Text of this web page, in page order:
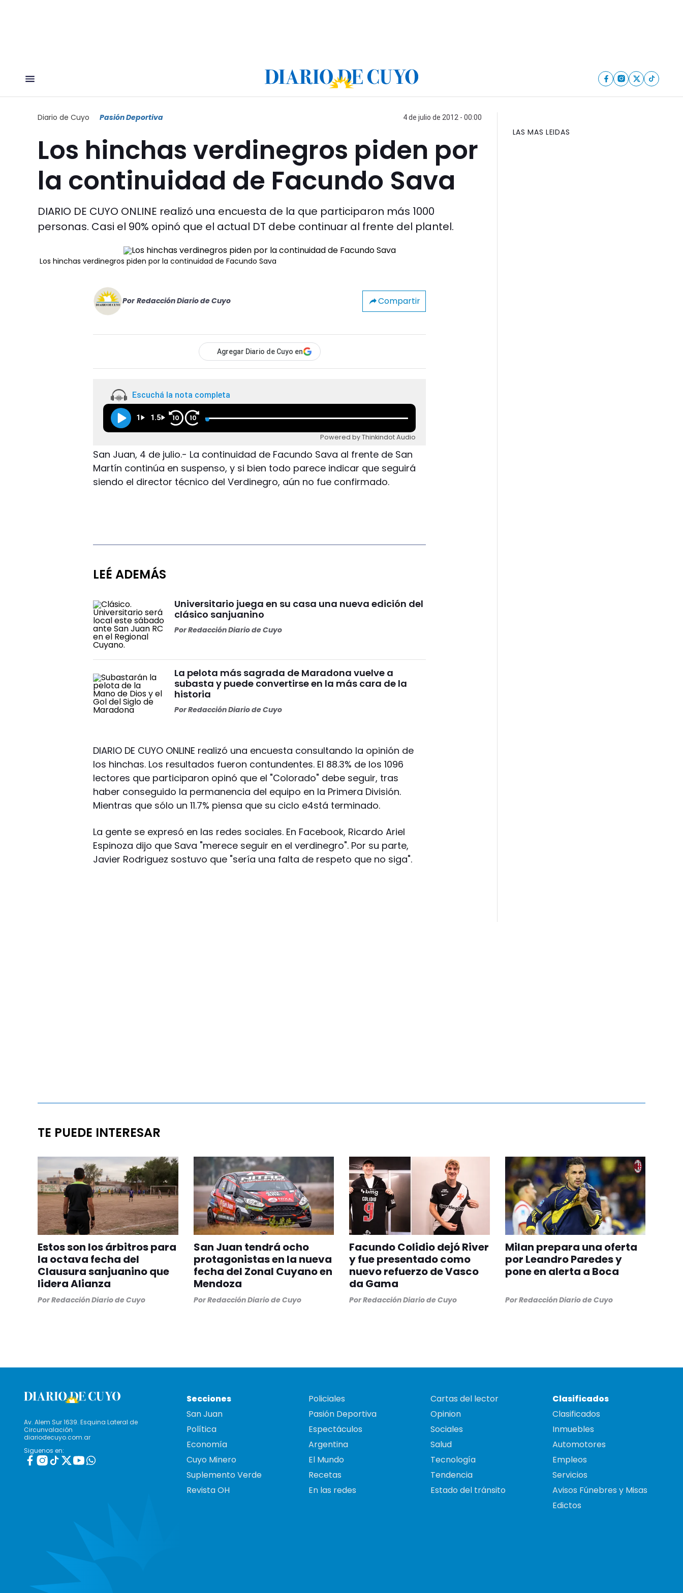
Diario de Cuyo Pasión Deportiva 4 de julio de 2012 - 00:00
Los hinchas verdinegros piden por
la continuidad de Facundo Sava
DIARIO DE CUYO ONLINE realizó una encuesta de la que participaron más 1000
personas. Casi el 90% opinó que el actual DT debe continuar al frente del plantel.
Los hinchas verdinegros piden por la continuidad de Facundo Sava
Por Redacción Diario de Cuyo Compartir
Agregar Diario de Cuyo en
Escuchá la nota completa
1 1.5 10 10
Powered by Thinkindot Audio
San Juan, 4 de julio.- La continuidad de Facundo Sava al frente de San
Martín continúa en suspenso, y si bien todo parece indicar que seguirá
siendo el director técnico del Verdinegro, aún no fue confirmado.
LEÉ ADEMÁS
Universitario juega en su casa una nueva edición del
clásico sanjuanino
PorRedacción Diario de Cuyo
La pelota más sagrada de Maradona vuelve a
subasta y puede convertirse en la más cara de la
historia
PorRedacción Diario de Cuyo
DIARIO DE CUYO ONLINE realizó una encuesta consultando la opinión de
los hinchas. Los resultados fueron contundentes. El 88.3% de los 1096
lectores que participaron opinó que el "Colorado" debe seguir, tras
haber conseguido la permanencia del equipo en la Primera División.
Mientras que sólo un 11.7% piensa que su ciclo e4stá terminado.
La gente se expresó en las redes sociales. En Facebook, Ricardo Ariel
Espinoza dijo que Sava "merece seguir en el verdinegro". Por su parte,
Javier Rodriguez sostuvo que "sería una falta de respeto que no siga".
LAS MAS LEIDAS
TE PUEDE INTERESAR
Estos son los árbitros para
la octava fecha del
Clausura sanjuanino que
lidera Alianza
PorRedacción Diario de Cuyo
San Juan tendrá ocho
protagonistas en la nueva
fecha del Zonal Cuyano en
Mendoza
PorRedacción Diario de Cuyo
Facundo Colidio dejó River
y fue presentado como
nuevo refuerzo de Vasco
da Gama
PorRedacción Diario de Cuyo
Milan prepara una oferta
por Leandro Paredes y
pone en alerta a Boca
PorRedacción Diario de Cuyo
Av. Alem Sur 1639. Esquina Lateral de
Circunvalación
diariodecuyo.com.ar
Siguenos en:
Secciones
San Juan
Política
Economía
Cuyo Minero
Suplemento Verde
Revista OH
Policiales
Pasión Deportiva
Espectáculos
Argentina
El Mundo
Recetas
En las redes
Cartas del lector
Opinion
Sociales
Salud
Tecnología
Tendencia
Estado del tránsito
Clasificados
Clasificados
Inmuebles
Automotores
Empleos
Servicios
Avisos Fúnebres y Misas
Edictos